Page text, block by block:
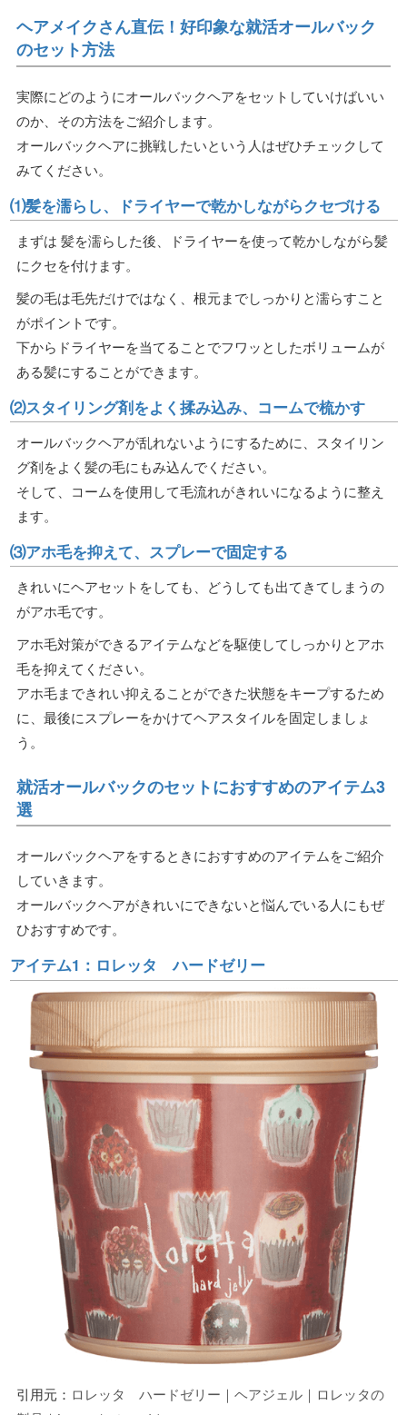
ヘアメイクさん直伝！好印象な就活オールバック
のセット方法
実際にどのようにオールバックヘアをセットしていけばいい
のか、その方法をご紹介します。
オールバックヘアに挑戦したいという人はぜひチェックして
みてください。
⑴髪を濡らし、ドライヤーで乾かしながらクセづける
まずは 髪を濡らした後、ドライヤーを使って乾かしながら髪
にクセを付けます。
髪の毛は毛先だけではなく、根元までしっかりと濡らすこと
がポイントです。
下からドライヤーを当てることでフワッとしたボリュームが
ある髪にすることができます。
⑵スタイリング剤をよく揉み込み、コームで梳かす
オールバックヘアが乱れないようにするために、スタイリン
グ剤をよく髪の毛にもみ込んでください。
そして、コームを使用して毛流れがきれいになるように整え
ます。
⑶アホ毛を抑えて、スプレーで固定する
きれいにヘアセットをしても、どうしても出てきてしまうの
がアホ毛です。
アホ毛対策ができるアイテムなどを駆使してしっかりとアホ
毛を抑えてください。
アホ毛まできれい抑えることができた状態をキープするため
に、最後にスプレーをかけてヘアスタイルを固定しましょ
う。
就活オールバックのセットにおすすめのアイテム3
選
オールバックヘアをするときにおすすめのアイテムをご紹介
していきます。
オールバックヘアがきれいにできないと悩んでいる人にもぜ
ひおすすめです。
アイテム1：ロレッタ ハードゼリー
引用元： ロレッタ ハードゼリー｜ヘアジェル｜ロレッタの